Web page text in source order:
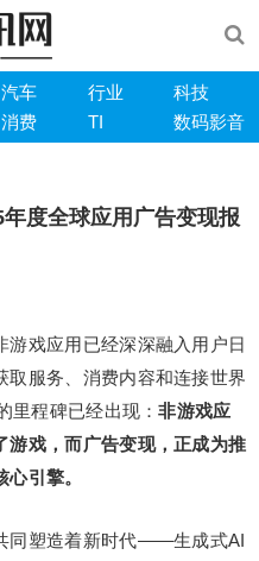
汽车 行业
科技
消费 TI 数码影音
度全球应用广告变现报
戏应用已经深深融入用户日
取服务、消费内容和连接世界
里程碑已经出现：非游戏应
游戏，而广告变现，正成为推
引擎。
同塑造着新时代——生成式AI